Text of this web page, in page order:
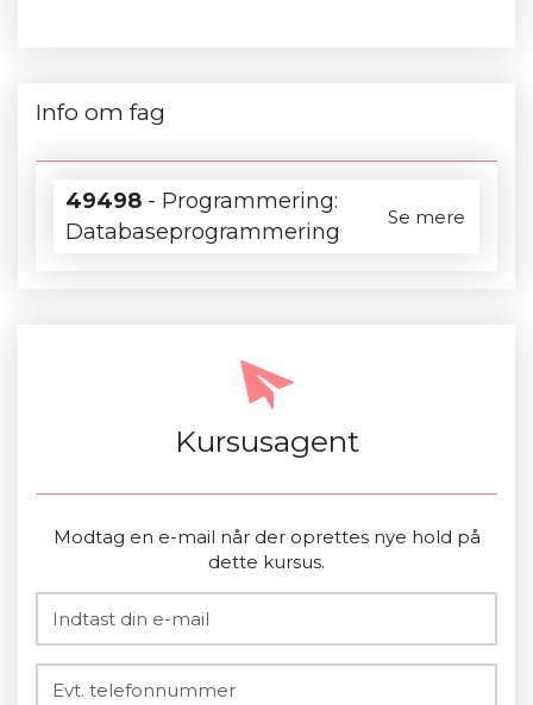
Info om fag
49498 - Programmering:
Databaseprogrammering
Se mere
Kursusagent
Modtag en e-mail når der oprettes nye hold på
dette kursus.